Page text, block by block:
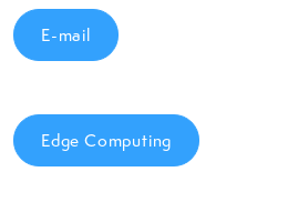
E-mail
Edge Computing